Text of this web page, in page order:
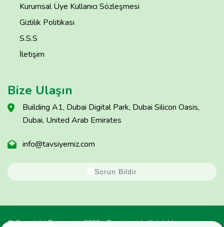
Kurumsal Üye Kullanıcı Sözleşmesi
Gizlilik Politikası
S.S.S
İletişim
Bize Ulaşın
Building A1, Dubai Digital Park, Dubai Silicon Oasis,
Dubai, United Arab Emirates
info@tavsiyemiz.com
Sorun Bildir
© Copyright Tavsiyemiz 2025 - Tavsiyemiz'e Kulak Ver